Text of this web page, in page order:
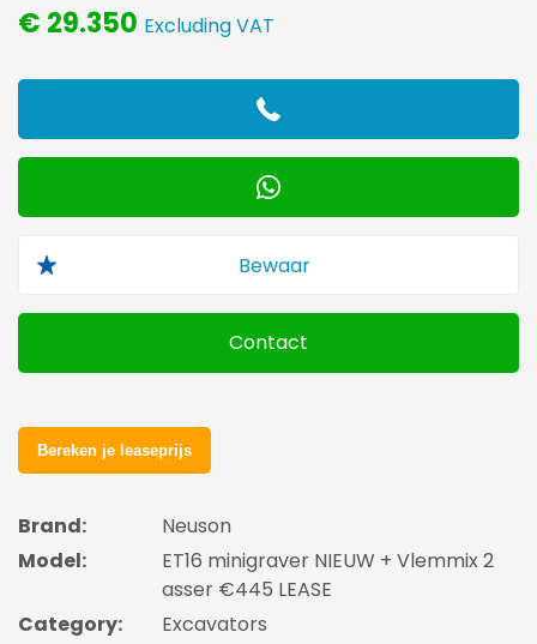
€ 29.350 Excluding VAT
Contact
Brand:
Neuson
Model:
ET16 minigraver NIEUW + Vlemmix 2
asser €445 LEASE
Category:
Excavators